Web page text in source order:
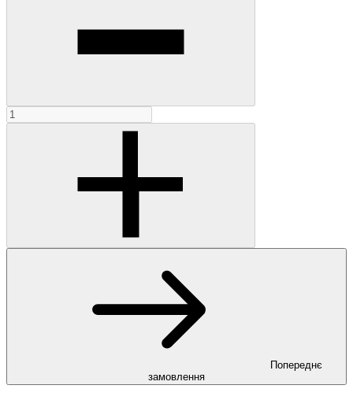
Попереднє
замовлення